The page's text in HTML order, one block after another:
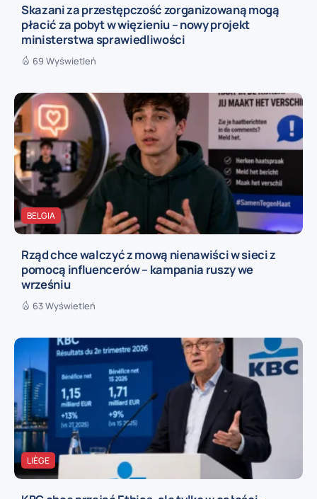
Skazani za przestępczość zorganizowaną mogą
płacić za pobyt w więzieniu – nowy projekt
ministerstwa sprawiedliwości
69 Wyświetleń
BELGIA
Rząd chce walczyć z mową nienawiści w sieci z
pomocą influencerów – kampania ruszy we
wrześniu
63 Wyświetleń
LIÈGE